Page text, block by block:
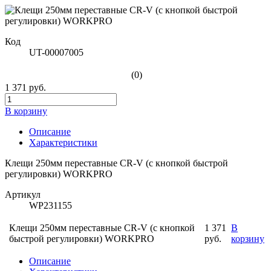
Код
UT-00007005
(0)
1 371 руб.
В корзину
Описание
Характеристики
Клещи 250мм переставные CR-V (с кнопкой быстрой
регулировки) WORKPRO
Артикул
WP231155
Клещи 250мм переставные CR-V (с кнопкой
быстрой регулировки) WORKPRO
1 371
руб.
В
корзину
Описание